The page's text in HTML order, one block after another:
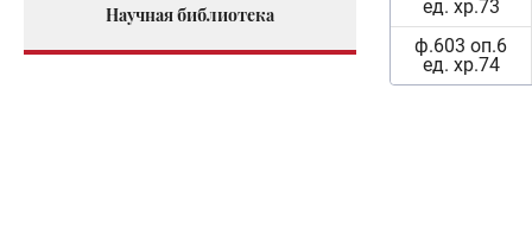
Научная библиотека
ед. хр.73
ф.603 оп.6
ед. хр.74